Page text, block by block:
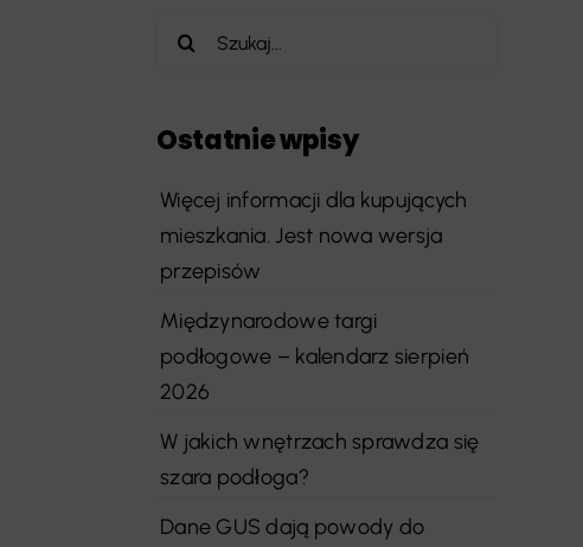
Szukaj
Ostatnie wpisy
Więcej informacji dla kupujących
mieszkania. Jest nowa wersja
przepisów
Międzynarodowe targi
podłogowe – kalendarz sierpień
2026
W jakich wnętrzach sprawdza się
szara podłoga?
Dane GUS dają powody do